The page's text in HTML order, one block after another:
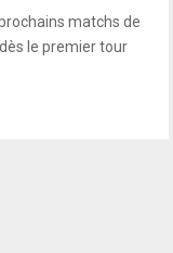
matchs de
le premier tour